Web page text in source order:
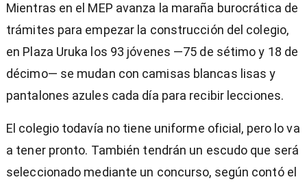
Mientras en el MEP avanza la maraña burocrática de
trámites para empezar la construcción del colegio,
en Plaza Uruka los 93 jóvenes —75 de sétimo y 18 de
décimo— se mudan con camisas blancas lisas y
pantalones azules cada día para recibir lecciones.
El colegio todavía no tiene uniforme oficial, pero lo va
a tener pronto. También tendrán un escudo que será
seleccionado mediante un concurso, según contó el